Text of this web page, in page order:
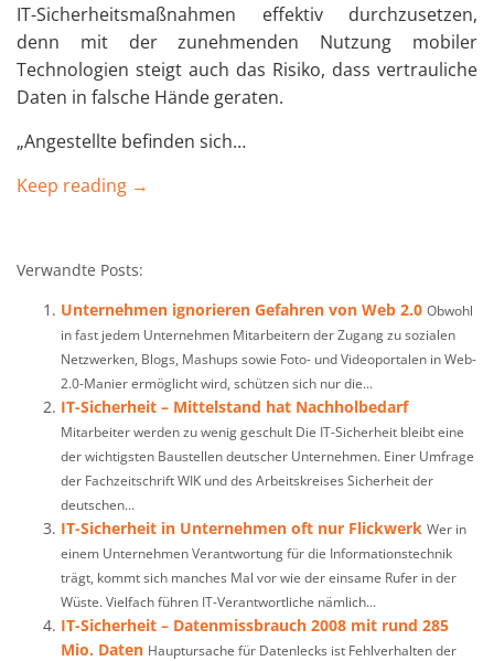
IT-Sicherheitsmaßnahmen effektiv durchzusetzen,
denn mit der zunehmenden Nutzung mobiler
Technologien steigt auch das Risiko, dass vertrauliche
Daten in falsche Hände geraten.
„Angestellte befinden sich…
Keep reading →
Verwandte Posts:
Unternehmen ignorieren Gefahren von Web 2.0 Obwohl
in fast jedem Unternehmen Mitarbeitern der Zugang zu sozialen
Netzwerken, Blogs, Mashups sowie Foto- und Videoportalen in Web-
2.0-Manier ermöglicht wird, schützen sich nur die...
IT-Sicherheit – Mittelstand hat Nachholbedarf
Mitarbeiter werden zu wenig geschult Die IT-Sicherheit bleibt eine
der wichtigsten Baustellen deutscher Unternehmen. Einer Umfrage
der Fachzeitschrift WIK und des Arbeitskreises Sicherheit der
deutschen...
IT-Sicherheit in Unternehmen oft nur Flickwerk Wer in
einem Unternehmen Verantwortung für die Informationstechnik
trägt, kommt sich manches Mal vor wie der einsame Rufer in der
Wüste. Vielfach führen IT-Verantwortliche nämlich...
IT-Sicherheit – Datenmissbrauch 2008 mit rund 285
Mio. Daten Hauptursache für Datenlecks ist Fehlverhalten der